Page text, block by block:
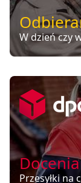
W dzień czy
Przesyłki na